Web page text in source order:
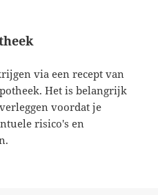
via een recept van
Het is belangrijk
voordat je
risico's en